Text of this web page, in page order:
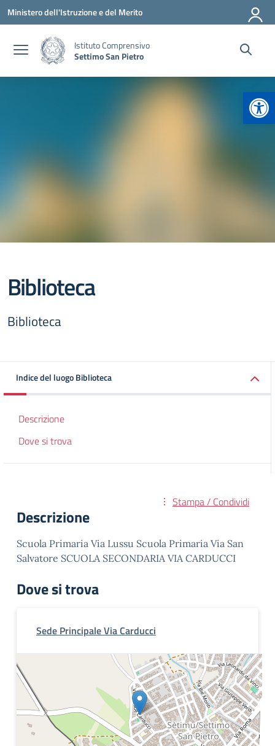
Vai ai contenuti
Vai al menu di navigazione
Vai al footer
Ministero dell'Istruzione e del Merito
Istituto Comprensivo
Settimo San Pietro
Biblioteca
Biblioteca
Indice del luogo Biblioteca
Descrizione
Dove si trova
Stampa / Condividi
Descrizione
Scuola Primaria Via Lussu Scuola Primaria Via San
Salvatore SCUOLA SECONDARIA VIA CARDUCCI
Dove si trova
Sede Principale Via Carducci